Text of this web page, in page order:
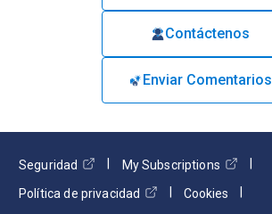
Contáctenos
Enviar Comentarios
Seguridad
My Subscriptions
Política de privacidad
Cookies